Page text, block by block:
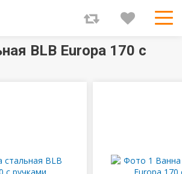
BLB Europa 170 с